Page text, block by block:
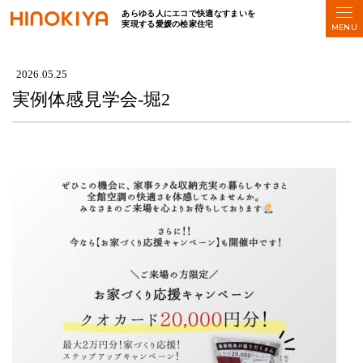
あらゆる人にエコで快適なすまいを
実現する愛媛の桧家住宅
実例体感見学会-堀2
2026.05.25
実例体感見学会-堀2